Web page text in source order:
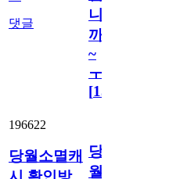
댓글
니
까
~
ㅜ
[15
196622
당월소멸캐
당
월